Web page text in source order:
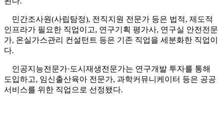
민간조사원(사립탐정), 전직지원 전문가 등은 법적, 제도적
인프라가 필요한 직업이고, 연구기획 평가사, 연구실 안전전문
가, 온실가스관리 컨설턴트 등은 기존 직업을 세분화한 직업이
다.
인공지능전문가·도시재생전문가는 연구개발 투자를 통해
도입하고, 임신출산육아 전문가, 과학커뮤니케이터 등은 공공
서비스를 위한 직업으로 선정됐다.